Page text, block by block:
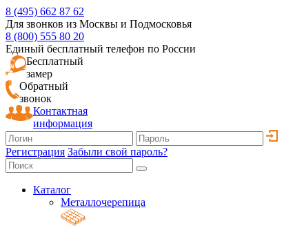
8 (495) 662 87 62
Для звонков из Москвы и Подмосковья
8 (800) 555 80 20
Единый бесплатный телефон по России
Бесплатный
замер
Обратный
звонок
Контактная
информация
Регистрация Забыли свой пароль?
Каталог
Металлочерепица